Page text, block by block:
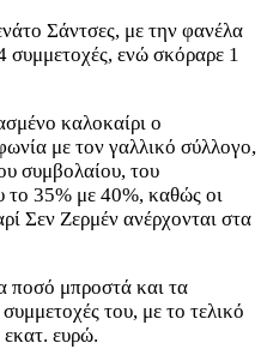
Σάντσες, με την φανέλα
ενώ σκόραρε 1
καλοκαίρι ο
με τον γαλλικό σύλλογο,
συμβολαίου, του
το 35% με 40%, καθώς οι
Σεν Ζερμέν ανέρχονται στα
ποσό μπροστά και τα
του, με το τελικό
ευρώ.